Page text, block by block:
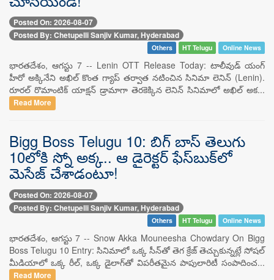
Posted On: 2026-08-07
Posted By: Chetupelli Sanjiv Kumar, Hyderabad
Others HT Telugu Online News
భారతదేశం, ఆగస్టు 7 -- Lenin OTT Release Today: టాలీవుడ్ యంగ్
హీరో అక్కినేని అఖిల్ కొంత గ్యాప్ తర్వాత నటించిన సినిమా లెనిన్ (Lenin).
రూరల్ రొమాంటిక్ యాక్షన్ డ్రామాగా తెరకెక్కిన లెనిన్ సినిమాలో అఖిల్ అక...
Read More
Bigg Boss Telugu 10: బిగ్ బాస్ తెలుగు
10లోకి స్నో అక్క.. ఆ డైరెక్టర్ ఫేస్‌బుక్‌లో
మెసేజ్ చేశాడంటూ!
Posted On: 2026-08-07
Posted By: Chetupelli Sanjiv Kumar, Hyderabad
Others HT Telugu Online News
భారతదేశం, ఆగస్టు 7 -- Snow Akka Mouneesha Chowdary On Bigg
Boss Telugu 10 Entry: సినిమాలో ఒక్క సీన్‌తో తెగ క్రేజ్ తెచ్చుకున్నట్లే సోషల్
మీడియాలో ఒక్క రీల్, ఒక్క డైలాగ్‌తో విపరీతమైన పాపులారిటీ సంపాదించ...
Read More